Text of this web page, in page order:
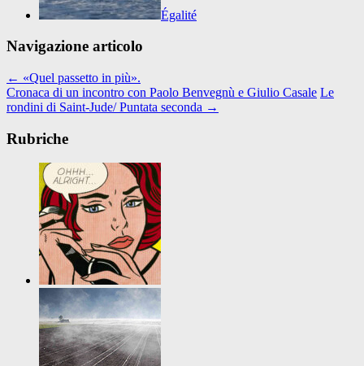
Égalité
Navigazione articolo
← «Quel passetto in più».
Cronaca di un incontro con Paolo Benvegnù e Giulio Casale Le
rondini di Saint-Jude/ Puntata seconda →
Rubriche